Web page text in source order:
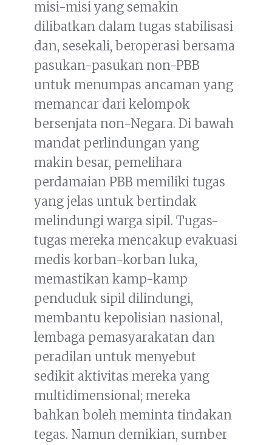
misi-misi yang semakin
dilibatkan dalam tugas stabilisasi
dan, sesekali, beroperasi bersama
pasukan-pasukan non-PBB
untuk menumpas ancaman yang
memancar dari kelompok
bersenjata non-Negara. Di bawah
mandat perlindungan yang
makin besar, pemelihara
perdamaian PBB memiliki tugas
yang jelas untuk bertindak
melindungi warga sipil. Tugas-
tugas mereka mencakup evakuasi
medis korban-korban luka,
memastikan kamp-kamp
penduduk sipil dilindungi,
membantu kepolisian nasional,
lembaga pemasyarakatan dan
peradilan untuk menyebut
sedikit aktivitas mereka yang
multidimensional; mereka
bahkan boleh meminta tindakan
tegas. Namun demikian, sumber